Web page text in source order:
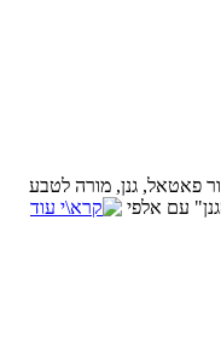
גנן, מורה לטבע
אלפי